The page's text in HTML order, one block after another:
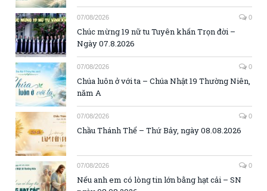
07/08/2026 0
Chúc mừng 19 nữ tu Tuyên khấn Trọn đời –
Ngày 07.8.2026
07/08/2026 0
Chúa luôn ở với ta – Chúa Nhật 19 Thường Niên,
năm A
07/08/2026 0
Chầu Thánh Thể – Thứ Bảy, ngày 08.08.2026
07/08/2026 0
Nếu anh em có lòng tin lớn bằng hạt cải – SN